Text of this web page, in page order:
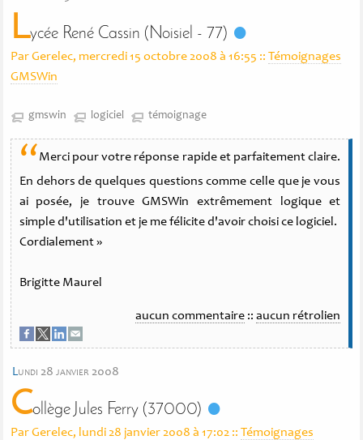
Lycée René Cassin (Noisiel - 77)
Par Gerelec, mercredi 15 octobre 2008 à 16:55 :: Témoignages
GMSWin
gmswin logiciel témoignage
“ Merci pour votre réponse rapide et parfaitement claire.
En dehors de quelques questions comme celle que je vous
ai posée, je trouve GMSWin extrêmement logique et
simple d'utilisation et je me félicite d'avoir choisi ce logiciel.
Cordialement »
Brigitte Maurel
aucun commentaire :: aucun rétrolien
lundi 28 janvier 2008
Collège Jules Ferry (37000)
Par Gerelec, lundi 28 janvier 2008 à 17:02 :: Témoignages